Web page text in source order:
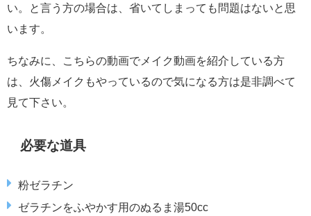
い。と言う方の場合は、省いてしまっても問題はないと思
います。
ちなみに、こちらの動画でメイク動画を紹介している方
は、火傷メイクもやっているので気になる方は是非調べて
見て下さい。
必要な道具
粉ゼラチン
ゼラチンをふやかす用のぬるま湯50cc